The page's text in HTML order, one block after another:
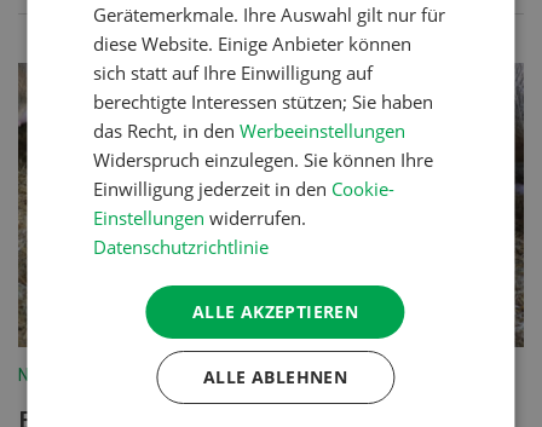
Nutztiere
Blauzungenkrankheit
Gerätemerkmale. Ihre Auswahl gilt nur für
diese Website. Einige Anbieter können
sich statt auf Ihre Einwilligung auf
berechtigte Interessen stützen; Sie haben
das Recht, in denWerbeeinstellungen
Widerspruch einzulegen. Sie können Ihre
Einwilligung jederzeit in den Cookie-
Einstellungen widerrufen.
Datenschutzrichtlinie
ALLE AKZEPTIEREN
ALLE ABLEHNEN